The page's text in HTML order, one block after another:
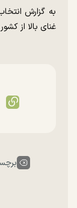
به گزارش
غنای بالا از